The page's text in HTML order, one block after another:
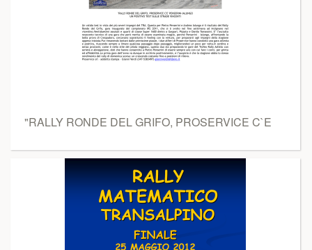
"RALLY RONDE DEL GRIFO, PROSERVICE C`E